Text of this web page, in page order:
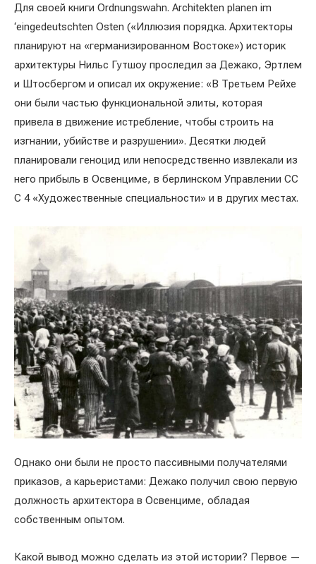
Для своей книги Ordnungswahn. Architekten planen im
‘eingedeutschten Osten («Иллюзия порядка. Архитекторы
планируют на «германизированном Востоке») историк
архитектуры Нильс Гутшоу проследил за Дежако, Эртлем
и Штосбергом и описал их окружение: «В Третьем Рейхе
они были частью функциональной элиты, которая
привела в движение истребление, чтобы строить на
изгнании, убийстве и разрушении». Десятки людей
планировали геноцид или непосредственно извлекали из
него прибыль в Освенциме, в берлинском Управлении СС
C 4 «Художественные специальности» и в других местах.
Однако они были не просто пассивными получателями
приказов, а карьеристами: Дежако получил свою первую
должность архитектора в Освенциме, обладая
собственным опытом.
Какой вывод можно сделать из этой истории? Первое —